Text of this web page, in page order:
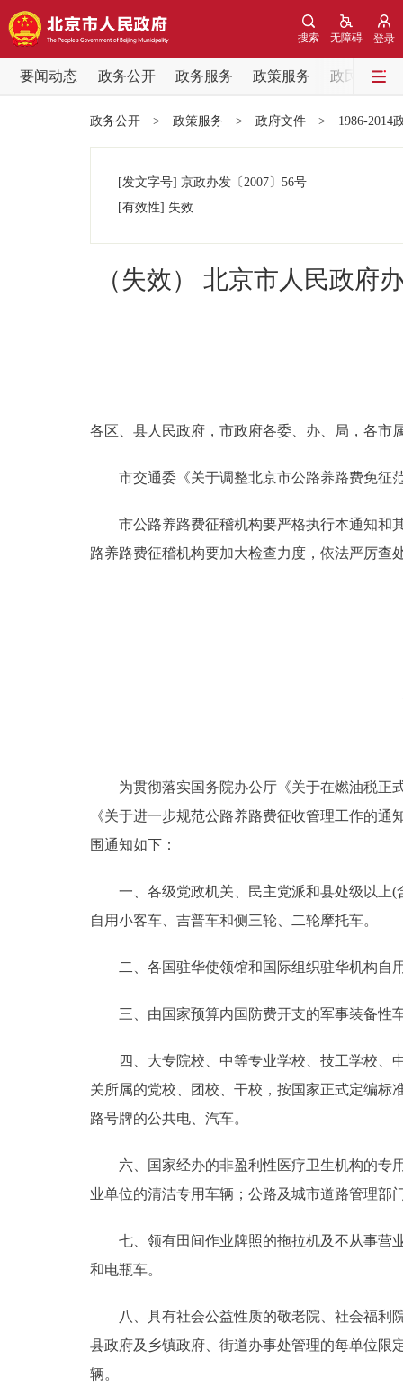
登录
无障碍
搜索
要闻动态 政务公开 政务服务 政策服务
政民互动
党中央精神
政务公开
参与调查
走进北京
北京概况
DEUTSCH
ITALIANO
政务公开 > 政策服务 > 政府文件 > 1986-2014
[发文字号] 京政办发 〔2007〕 56号
[有效性] 失效
（失效） 北京市人民政府
各区、县人民政府，市政府各委、办、局，各市
市交通委《关于调整北京市公路养路费免征
市公路养路费征稽机构要严格执行本通知和其
路养路费征稽机构要加大检查力度，依法严厉查
为贯彻落实国务院办公厅《关于在燃油税正式
《关于进一步规范公路养路费征收管理工作的
围通知如下：
一、各级党政机关、民主党派和县处级以上(
自用小客车、吉普车和侧三轮、二轮摩托车。
二、各国驻华使领馆和国际组织驻华机构自用
三、由国家预算内国防费开支的军事装备性
四、大专院校、中等专业学校、技工学校、中
关所属的党校、团校、干校，按国家正式定编标
路号牌的公共电、汽车。
六、国家经办的非盈利性医疗卫生机构的专用
业单位的清洁专用车辆；公路及城市道路管理部
七、领有田间作业牌照的拖拉机及不从事营业
和电瓶车。
八、具有社会公益性质的敬老院、社会福利院
县政府及乡镇政府、街道办事处管理的每单位限
辆。